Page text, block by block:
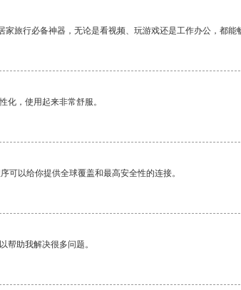
家旅行必备神器，无论是看视频、玩游戏还是工作办公，都能
化，使用起来非常舒服。
可以给你提供全球覆盖和最高安全性的连接。
帮助我解决很多问题。